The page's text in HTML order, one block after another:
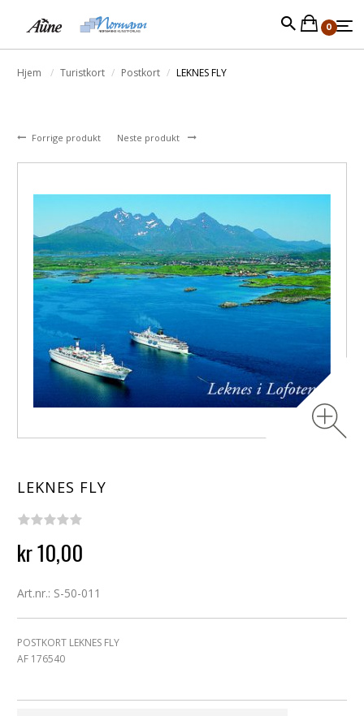
0
Hjem Turistkort Postkort LEKNES FLY
Forrige produkt Neste produkt
LEKNES FLY
kr 10,00
Art.nr.: S-50-011
POSTKORT LEKNES FLY
AF 176540